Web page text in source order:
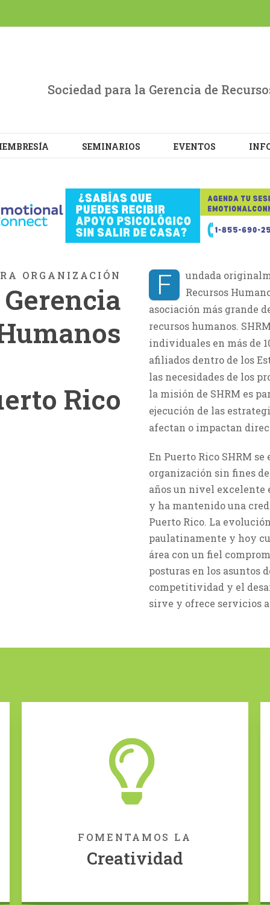
Sociedad para la Gerencia de
SEMINARIOS EVENTOS
ORGANIZACIÓN
Rico
F
undada
Recursos
asociación más grande
recursos humanos.
individuales en más de
afiliados dentro de los
las necesidades de los
la misión de SHRM es
ejecución de las
afectan o impactan
En Puerto Rico SHRM
organización sin fines
años un nivel excelente
y ha mantenido una
Puerto Rico. La
paulatinamente y hoy
área con un fiel
posturas en los asuntos
competitividad y el
sirve y ofrece servicios
FOMENTAMOS LA
Creatividad
the cookies.